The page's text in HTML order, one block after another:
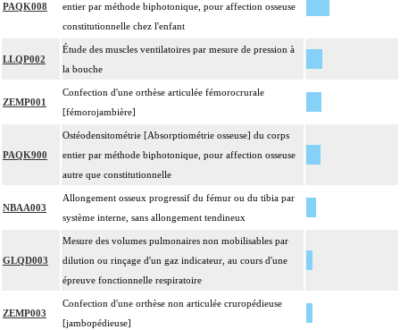
PAQK008
entier par méthode biphotonique, pour affection osseuse
constitutionnelle chez l'enfant
LLQP002
Étude des muscles ventilatoires par mesure de pression à
la bouche
ZEMP001
Confection d'une orthèse articulée fémorocrurale
[fémorojambière]
PAQK900
Ostéodensitométrie [Absorptiométrie osseuse] du corps
entier par méthode biphotonique, pour affection osseuse
autre que constitutionnelle
NBAA003
Allongement osseux progressif du fémur ou du tibia par
système interne, sans allongement tendineux
GLQD003
Mesure des volumes pulmonaires non mobilisables par
dilution ou rinçage d'un gaz indicateur, au cours d'une
épreuve fonctionnelle respiratoire
ZEMP003
Confection d'une orthèse non articulée cruropédieuse
[jambopédieuse]